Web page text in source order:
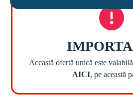
Această ofertă unică este valabilă
AICI